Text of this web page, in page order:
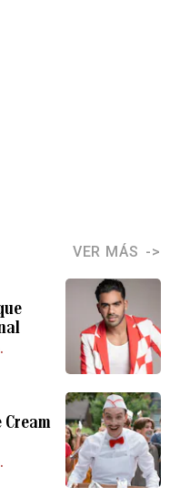
VER MÁS